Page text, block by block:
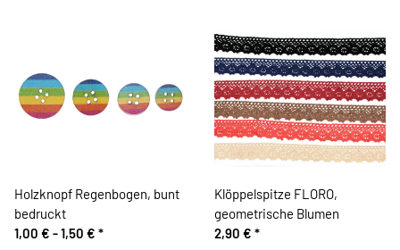
Holzknopf Regenbogen, bunt
bedruckt
1,00 € -1,50 € *
Klöppelspitze FLORO,
geometrische Blumen
2,90 € *